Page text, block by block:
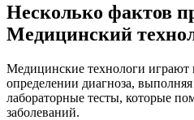
Несколько фактов
Медицинский
Медицинские технологи играют
определении диагноза,
лабораторные тесты, которые
заболеваний.